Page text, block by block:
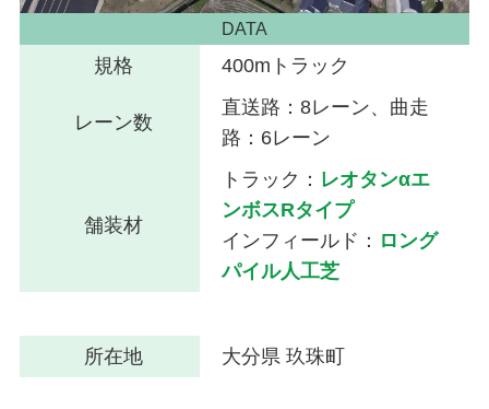
DATA
規格 400mトラック
レーン数
直送路：8レーン、曲走
路：6レーン
舗装材
トラック： レオタンαエ
ンボスRタイプ
インフィールド： ロング
パイル人工芝
所在地 大分県 玖珠町